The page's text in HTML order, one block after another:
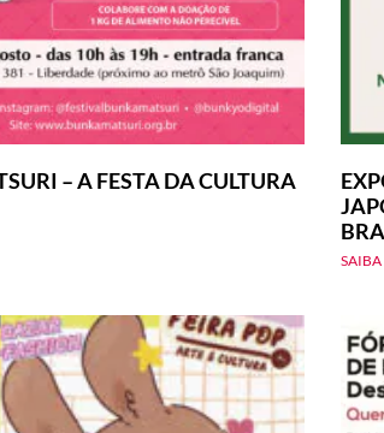
– A FESTA DA CULTURA
SAIBA